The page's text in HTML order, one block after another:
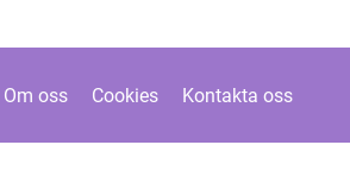
Om oss Cookies Kontakta oss